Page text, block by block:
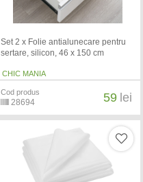
Set 2 x Folie antialunecare pentru
sertare, silicon, 46 x 150 cm
CHIC MANIA
Cod produs
28694 59 lei